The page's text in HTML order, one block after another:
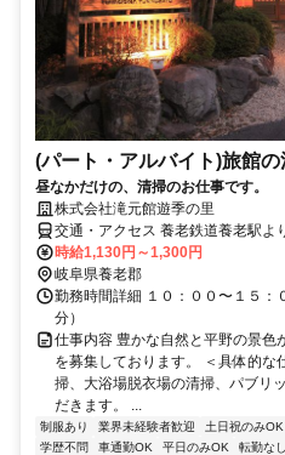
(パート・アルバイト)旅館
昼なかだけの、清掃のお仕事です。
株式会社滝元館遊季の里
交通・アクセス 養老鉄道養老駅よ
時給1,130円～1,300円
岐阜県養老郡
勤務時間詳細 １０：００〜１５：
分）
仕事内容 豊かな自然と平野の景色
を募集しております。 ＜具体的な
掃、大浴場脱衣場の清掃、パブリ
だきます。 ...
制服あり 業界未経験者歓迎 土日祝のみOK
学歴不問
車通勤OK 平日のみOK 転勤なし